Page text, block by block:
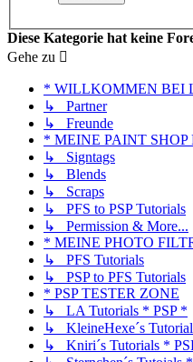
Diese Kategorie hat keine
Gehe zu
* WILLKOMMEN BEI
↳ Partner
↳ Freunde
* MEINE PAINT SHOP
↳ Signtags
↳ Blends
↳ Scraps
↳ PFS to PSP Tutorials
↳ Permission & More...
* MEINE PHOTO
↳ PFS Tutorials
↳ PSP to PFS Tutorials
* PSP TESTER ZONE
↳ LA Tutorials * PSP *
↳ KleineHexe´s
↳ Kniri´s Tutorials *